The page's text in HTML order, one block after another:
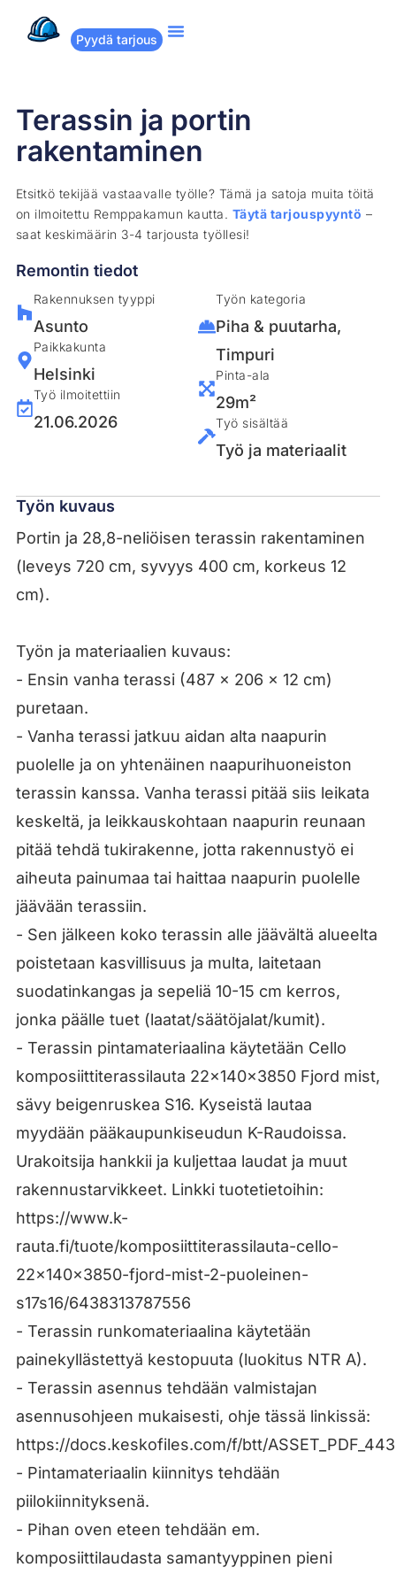
Pyydä tarjous
Terassin ja portin
rakentaminen
Etsitkö tekijää vastaavalle työlle? Tämä ja satoja muita töitä
on ilmoitettu Remppakamun kautta. Täytä tarjouspyyntö –
saat keskimäärin 3-4 tarjousta työllesi!
Remontin tiedot
Rakennuksen tyyppi
Asunto
Paikkakunta
Helsinki
Työ ilmoitettiin
21.06.2026
Työn kategoria
Piha & puutarha,
Timpuri
Pinta-ala
29m²
Työ sisältää
Työ ja materiaalit
Työn kuvaus
Portin ja 28,8-neliöisen terassin rakentaminen
(leveys 720 cm, syvyys 400 cm, korkeus 12
cm).
Työn ja materiaalien kuvaus:
- Ensin vanha terassi (487 x 206 x 12 cm)
puretaan.
- Vanha terassi jatkuu aidan alta naapurin
puolelle ja on yhtenäinen naapurihuoneiston
terassin kanssa. Vanha terassi pitää siis leikata
keskeltä, ja leikkauskohtaan naapurin reunaan
pitää tehdä tukirakenne, jotta rakennustyö ei
aiheuta painumaa tai haittaa naapurin puolelle
jäävään terassiin.
- Sen jälkeen koko terassin alle jäävältä alueelta
poistetaan kasvillisuus ja multa, laitetaan
suodatinkangas ja sepeliä 10-15 cm kerros,
jonka päälle tuet (laatat/säätöjalat/kumit).
- Terassin pintamateriaalina käytetään Cello
komposiittiterassilauta 22x140x3850 Fjord mist,
sävy beigenruskea S16. Kyseistä lautaa
myydään pääkaupunkiseudun K-Raudoissa.
Urakoitsija hankkii ja kuljettaa laudat ja muut
rakennustarvikkeet. Linkki tuotetietoihin:
https://www.k-
rauta.fi/tuote/komposiittiterassilauta-cello-
22x140x3850-fjord-mist-2-puoleinen-
s17s16/6438313787556
- Terassin runkomateriaalina käytetään
painekyllästettyä kestopuuta (luokitus NTR A).
- Terassin asennus tehdään valmistajan
asennusohjeen mukaisesti, ohje tässä linkissä:
https://docs.keskofiles.com/f/btt/
- Pintamateriaalin kiinnitys tehdään
piilokiinnityksenä.
- Pihan oven eteen tehdään em.
komposiittilaudasta samantyyppinen pieni